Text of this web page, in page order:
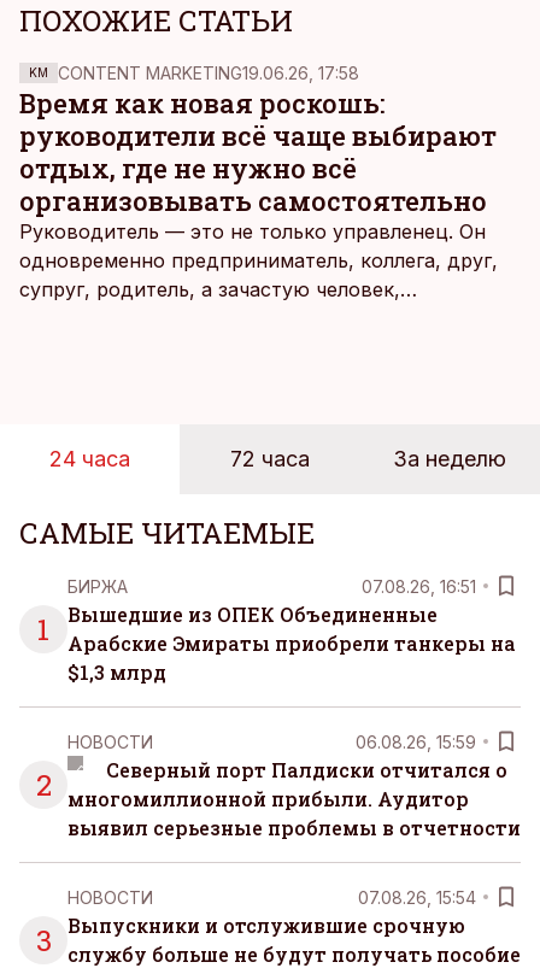
ПОХОЖИЕ СТАТЬИ
KM CONTENT MARKETING19.06.26, 17:58
Время как новая роскошь:
руководители всё чаще выбирают
отдых, где не нужно всё
организовывать самостоятельно
Руководитель — это не только управленец. Он
одновременно предприниматель, коллега, друг,
супруг, родитель, а зачастую человек,
человека. Поэтому от отдыха все чаще ждут не
чаще люди ищут возможность просто быть здесь
и сейчас — без необходимости все
организовывать, планировать и за все отвечать
самостоятельно.
24 часа 72 часа За неделю
САМЫЕ ЧИТАЕМЫЕ
1
БИРЖА 07.08.26, 16:51
Вышедшие из ОПЕК Объединенные
Арабские Эмираты приобрели танкеры на
$1,3 млрд
2
НОВОСТИ 06.08.26, 15:59
Северный порт Палдиски отчитался о
многомиллионной прибыли. Аудитор
выявил серьезные проблемы в отчетности
3
НОВОСТИ 07.08.26, 15:54
Выпускники и отслужившие срочную
службу больше не будут получать пособие